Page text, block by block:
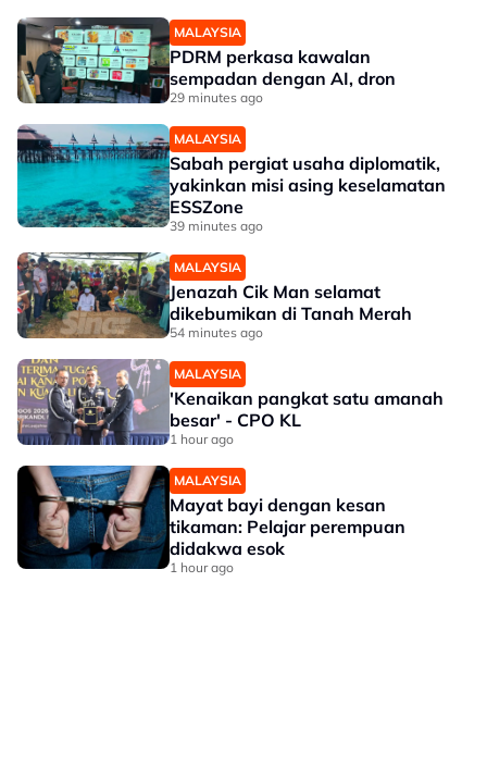
MALAYSIA
PDRM perkasa kawalan
sempadan dengan AI, dron
29 minutes ago
MALAYSIA
Sabah pergiat usaha diplomatik,
yakinkan misi asing keselamatan
ESSZone
39 minutes ago
MALAYSIA
Jenazah Cik Man selamat
dikebumikan di Tanah Merah
54 minutes ago
MALAYSIA
'Kenaikan pangkat satu amanah
besar' - CPO KL
1 hour ago
MALAYSIA
Mayat bayi dengan kesan
tikaman: Pelajar perempuan
didakwa esok
1 hour ago